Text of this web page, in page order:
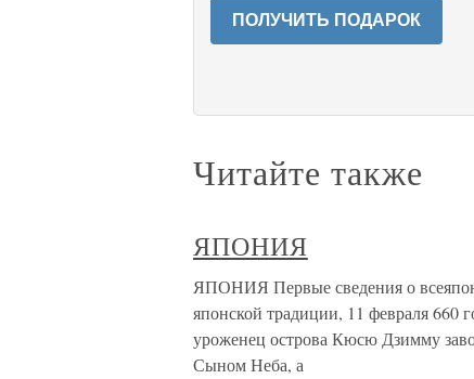
ПОЛУЧИТЬ ПОДАРОК
Читайте также
ЯПОНИЯ
ЯПОНИЯ Первые сведения о
японской традиции, 11 февраля 660
уроженец острова Кюсю Дзимму
Сыном Неба, а